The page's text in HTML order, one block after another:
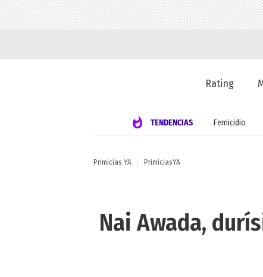
Rating
TENDENCIAS Femicidio
Primicias YA PrimiciasYA
Nai Awada,